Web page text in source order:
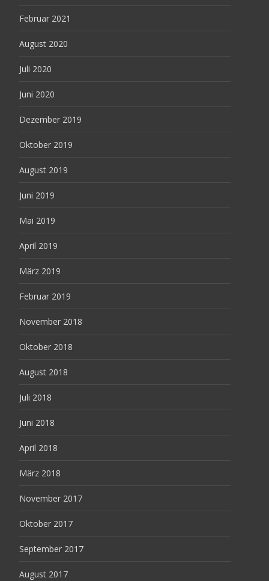
Februar 2021
August 2020
Juli 2020
Juni 2020
Dezember 2019
Oktober 2019
August 2019
Juni 2019
Mai 2019
April 2019
März 2019
Februar 2019
November 2018
Oktober 2018
August 2018
Juli 2018
Juni 2018
April 2018
März 2018
November 2017
Oktober 2017
September 2017
August 2017